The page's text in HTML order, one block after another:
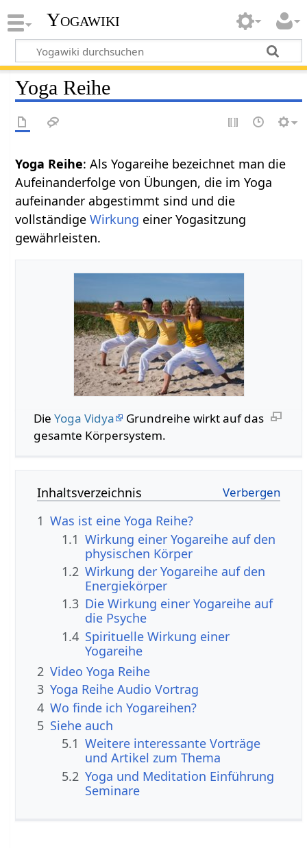
Yogawiki
Yoga Reihe
Yoga Reihe: Als Yogareihe bezeichnet man die
Aufeinanderfolge von Übungen, die im Yoga
aufeinander abgestimmt sind und die
vollständigeWirkung einer Yogasitzung
gewährleisten.
Die Yoga Vidya
Grundreihe wirkt auf das
gesamte Körpersystem.
Inhaltsverzeichnis
1 Was ist eine Yoga Reihe?
1.1 Wirkung einer Yogareihe auf den
physischen Körper
1.2 Wirkung der Yogareihe auf den
Energiekörper
1.3 Die Wirkung einer Yogareihe auf
die Psyche
1.4 Spirituelle Wirkung einer
Yogareihe
2 Video Yoga Reihe
3 Yoga Reihe Audio Vortrag
4 Wo finde ich Yogareihen?
5 Siehe auch
5.1 Weitere interessante Vorträge
und Artikel zum Thema
5.2 Yoga und Meditation Einführung
Seminare